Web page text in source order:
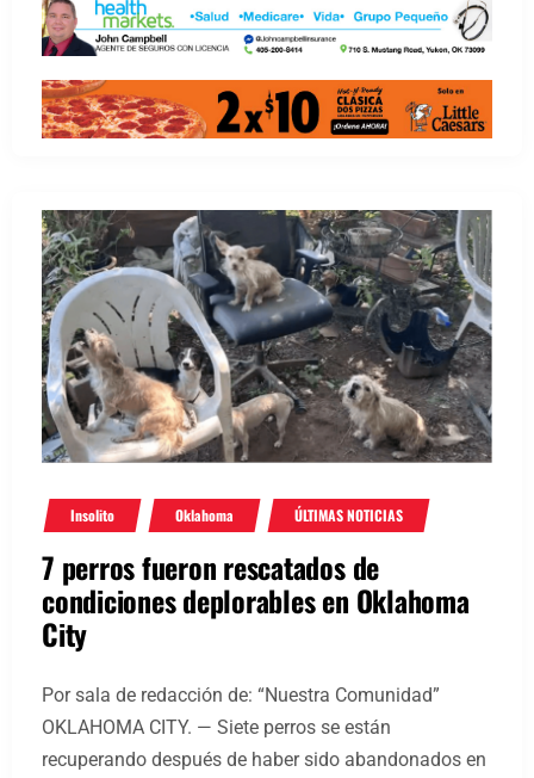
Insolito Oklahoma ÚLTIMAS NOTICIAS
7 perros fueron rescatados de
condiciones deplorables en Oklahoma
City
Por sala de redacción de: “Nuestra Comunidad”
OKLAHOMA CITY. — Siete perros se están
recuperando después de haber sido abandonados en